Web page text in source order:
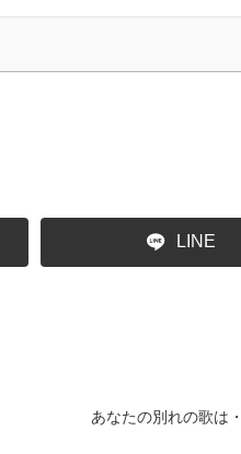
LINE
あなたの別れの歌は